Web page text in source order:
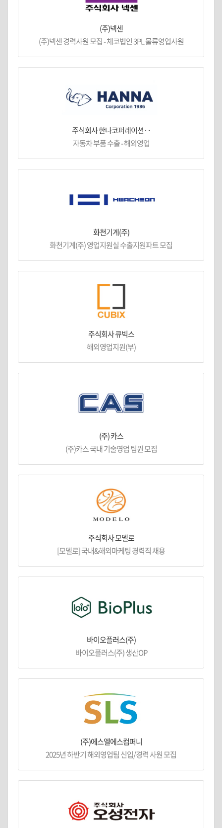
(주)넥센
(주)넥센 경력사원 모집 - 체코법인 3PL 물류영업사원
주식회사 한나코퍼레이션··
자동차 부품 수출 - 해외영업
화천기계(주)
화천기계(주) 영업지원실 수출지원파트 모집
주식회사 큐빅스
해외영업지원(부)
(주) 카스
(주)카스 국내 기술영업 팀원 모집
주식회사 모델로
[모델로] 국내&해외마케팅 경력직 채용
바이오플러스(주)
바이오플러스(주) 생산OP
(주)에스엘에스컴퍼니
2025년 하반기 해외영업팀 신입/경력 사원 모집